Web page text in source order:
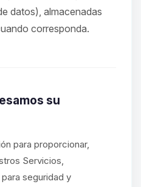
datos), almacenadas
corresponda.
su
para proporcionar,
Servicios,
seguridad y